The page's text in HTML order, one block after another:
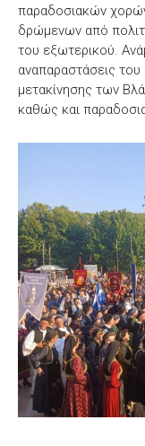
παραδοσιακών
δρώμενων από
του εξωτερικού.
αναπαραστάσεις του
μετακίνησης των
καθώς και